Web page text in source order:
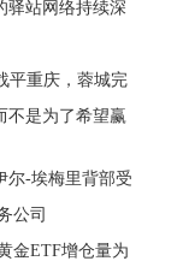
驿站网络持续深
报
平重庆，蓉城完
不是为了希望赢
尔-埃梅里背部受
公司
金ETF增仓量为